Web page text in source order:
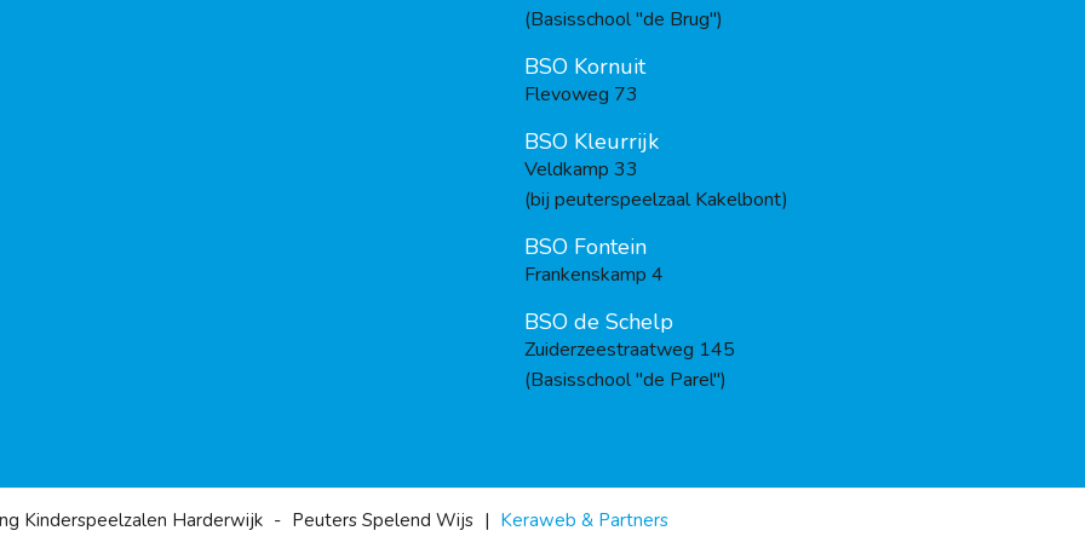
(Basisschool "de Brug")
BSO Kornuit
Flevoweg 73
BSO Kleurrijk
Veldkamp 33
(bij peuterspeelzaal Kakelbont)
BSO Fontein
Frankenskamp 4
BSO de Schelp
Zuiderzeestraatweg 145
(Basisschool "de Parel")
Kinderspeelzalen Harderwijk - Peuters Spelend Wijs | Keraweb & Partners